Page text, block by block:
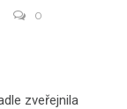
0
zveřejnila